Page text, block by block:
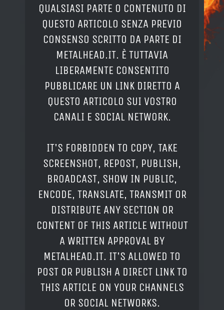
QUALSIASI PARTE O CONTENUTO DI
QUESTO ARTICOLO SENZA PREVIO
CONSENSO SCRITTO DA PARTE DI
METALHEAD.IT. È TUTTAVIA
LIBERAMENTE CONSENTITO
PUBBLICARE UN LINK DIRETTO A
QUESTO ARTICOLO SUI VOSTRO
CANALI E SOCIAL NETWORK.
IT'S FORBIDDEN TO COPY, TAKE
SCREENSHOT, REPOST, PUBLISH,
BROADCAST, SHOW IN PUBLIC,
ENCODE, TRANSLATE, TRANSMIT OR
DISTRIBUTE ANY SECTION OR
CONTENT OF THIS ARTICLE WITHOUT
A WRITTEN APPROVAL BY
METALHEAD.IT. IT'S ALLOWED TO
POST OR PUBLISH A DIRECT LINK TO
THIS ARTICLE ON YOUR CHANNELS
OR SOCIAL NETWORKS.